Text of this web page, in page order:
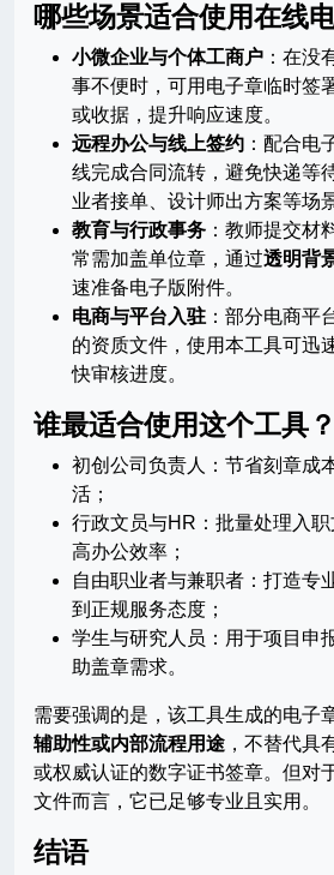
哪些场景适合使用在线
小微企业与个体工商户 ：在没
事不便时，可用电子章临时签
或收据，提升响应速度。
远程办公与线上签约 ：配合电
线完成合同流转，避免快递等
业者接单、设计师出方案等场景
教育与行政事务 ：教师提交材
常需加盖单位章，通过透明背
速准备电子版附件。
电商与平台入驻 ：部分电商平
的资质文件，使用本工具可迅
快审核进度。
谁最适合使用这个工具？
初创公司负责人：节省刻章成
活；
行政文员与HR：批量处理入
高办公效率；
自由职业者与兼职者：打造专
到正规服务态度；
学生与研究人员：用于项目申
助盖章需求。
需要强调的是，该工具生成的电子
辅助性或内部流程用途 ，不替代具
或权威认证的数字证书签章。但对
文件而言，它已足够专业且实用。
结语